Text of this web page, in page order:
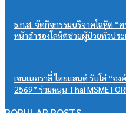
ธ.ก.ส. จัดกิจกรรมบริจาคโลหิต “
หน้าสำรองโลหิตช่วยผู้ป่วยทั่วประ
เจนเนอราลี่ ไทยแลนด์ รับโล่ “อ
2569” ร่วมหนุน Thai MSME